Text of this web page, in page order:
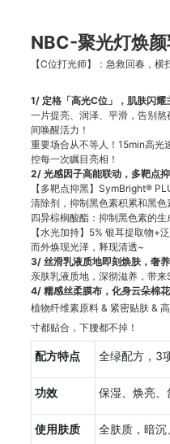
NBC-聚光灯焕
【C位打光师】：急救回春，
1/ 定格「高光C位」，肌肤闪耀
一片提亮、润泽、平滑，告别
间唤醒活力！
重要场合从不等人！15min高光
控每一次瞩目亮相！
2/光感因子高能联动，多靶点
【多靶点抑黑】SymBright®
清除剂，抑制黑色素积累和黑
四异棕榈酸酯：抑制黑色素的生
【水光加持】5% 银耳提取物+
而外焕现光泽，释现清透~
3/丝滑乳液质地即刻焕肤，奢
亲肤乳液质地，深彻滋养，带来
4/ 糯感丝柔膜布，化身云朵棉
植物纤维素原料 & 紧密贴肤 &
寸都贴合，下腰都不掉！
配方特点 全绿配方，3
功效 保湿、焕亮
使用肤质
全肤质，暗沉